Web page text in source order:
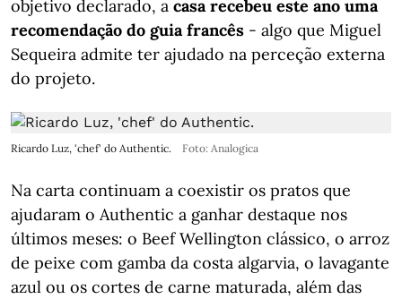
objetivo declarado, a casa recebeu este ano uma
recomendação do guia francês - algo que Miguel
Sequeira admite ter ajudado na perceção externa
do projeto.
Ricardo Luz, 'chef' do Authentic. Foto: Analogica
Na carta continuam a coexistir os pratos que
ajudaram o Authentic a ganhar destaque nos
últimos meses: o Beef Wellington clássico, o arroz
de peixe com gamba da costa algarvia, o lavagante
azul ou os cortes de carne maturada, além das